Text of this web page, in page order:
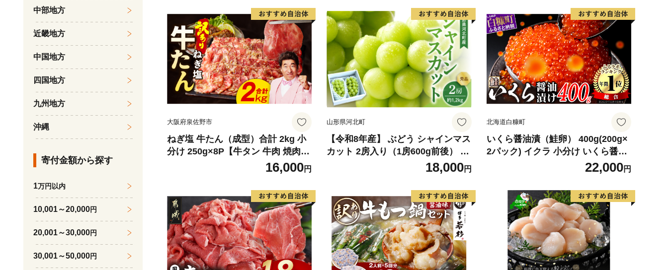
旬の果物 旬のフルーツ
大阪府泉佐野市
ねぎ塩 牛たん（成型）合計 2kg 小
分け 250g×8P【牛タン 牛肉 焼肉用
薄切り 訳あり サイズ不揃い】
16,000円
山形県河北町
【令和8年産】 ぶどう シャインマス
カット 2房入り（1房600g前後） 秀
品 山形県河北町産【山形eLab】 ka
18,000円
北海道白糠町
いくら醤油漬（鮭卵） 400g(200g×
2パック) イクラ 小分け いくら醤油
漬 鮭いくら いくら醤油漬け 鮭 鮭卵
ikura 醤油いくら 冷凍いくら いく
ら北海道 醤油鮭いくら 人気 大好評
品 北海道 白糠町
22,000円
中部地方
近畿地方
中国地方
四国地方
九州地方
沖縄
寄付金額から探す
1万円以内
10,001～20,000円
20,001～30,000円
30,001～50,000円